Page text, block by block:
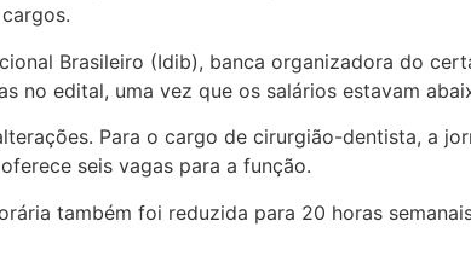
Brasileiro (Idib), banca organizadora do
no edital, uma vez que os salários estavam
Para o cargo de cirurgião-dentista, a
seis vagas para a função.
também foi reduzida para 20 horas